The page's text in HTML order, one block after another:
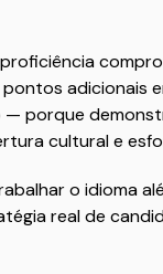
pontos adicionais
— porque
cultural e
o idioma
real de